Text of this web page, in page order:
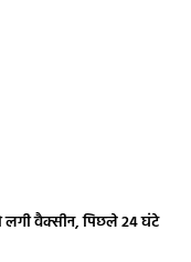
लगी वैक्सीन, पिछले 24 घंटे